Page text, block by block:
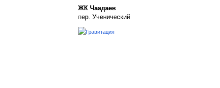
ЖК Чаадаев
пер. Ученический